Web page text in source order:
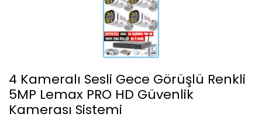
4 Kameralı Sesli Gece Görüşlü Renkli
5MP Lemax PRO HD Güvenlik
Kamerası Sistemi